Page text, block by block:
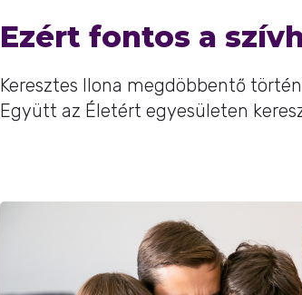
Ezért fontos a
Keresztes Ilona megdöbbentő
Együtt az Életért egyesületen